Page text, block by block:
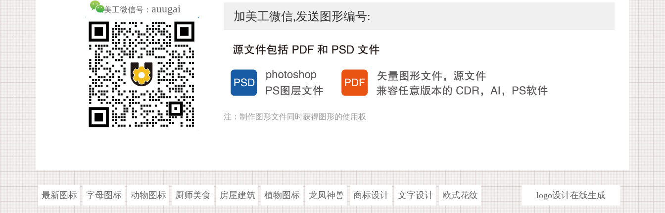
美工微信号： auugai
加美工微信,发送图形编号:
注：制作图形文件同时获得图形的使用权
最新图标 字母图标 动物图标 厨师美食 房屋建筑 植物图标 龙凤神兽 商标设计 文字设计 欧式花纹 logo设计在线生成